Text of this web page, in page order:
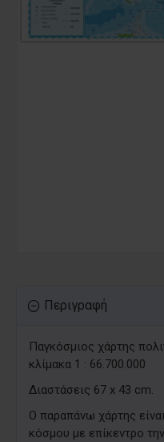
Περιγραφή
Παγκόσμιος χάρτης
κλίμακα 1 : 66.700.000
Διαστάσεις 67 x 43 cm.
Ο παραπάνω χάρτης
κόσμου με επίκεντρο